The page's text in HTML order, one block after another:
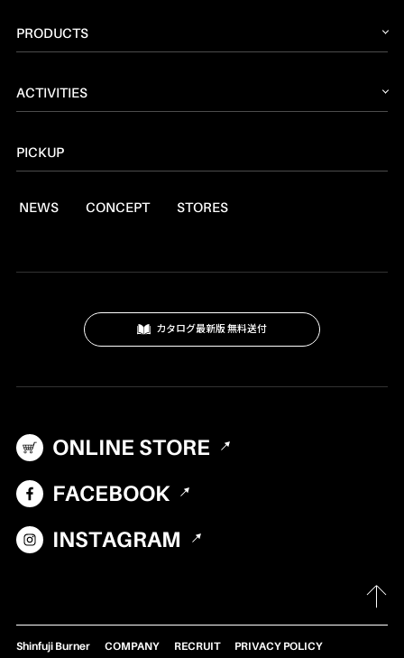
PRODUCTS
ストーブ
燃料
クッキングツール
テーブル・カップ・カトラリー
パーツ・部品
ACTIVITIES
レシピ
PICKUP
NEWS CONCEPT STORES
カタログ最新版 無料送付
ONLINE STORE
FACEBOOK
INSTAGRAM
Shinfuji Burner COMPANY RECRUIT PRIVACY POLICY